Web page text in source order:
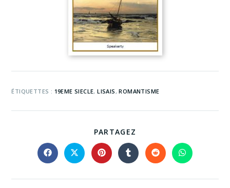
ÉTIQUETTES : 19EME SIECLE, LISAIS , ROMANTISME
PARTAGEZ